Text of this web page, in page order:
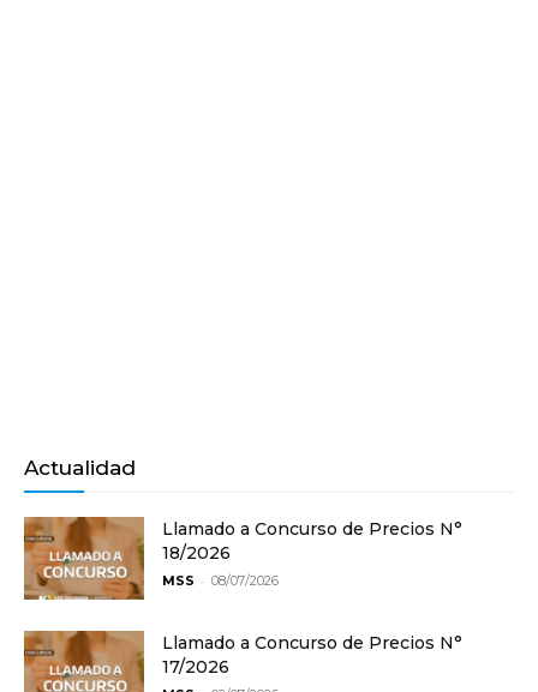
Actualidad
Llamado a Concurso de Precios N°
18/2026
MSS - 08/07/2026
Llamado a Concurso de Precios N°
17/2026